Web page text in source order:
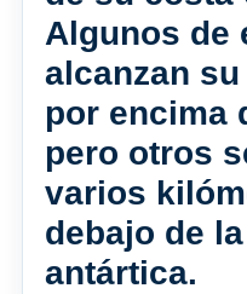
Algunos de
alcanzan
por encima
pero otros
varios
debajo de
antártica.